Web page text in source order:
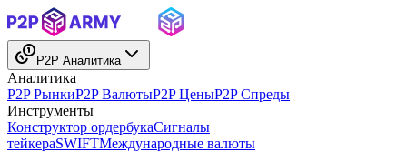
P2P Аналитика
Аналитика
P2P РынкиP2P ВалютыP2P ЦеныP2P Спреды
Инструменты
Конструктор ордербукаСигналы
тейкераSWIFTМеждународные валюты